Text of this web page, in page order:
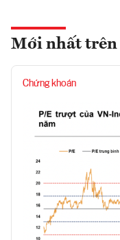
Mới nhất trên
Chứng khoán